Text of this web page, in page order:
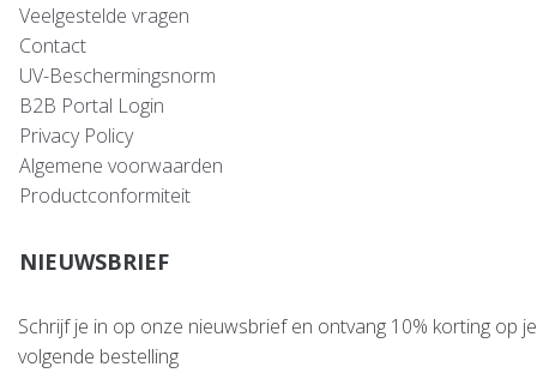
Veelgestelde vragen
Contact
UV-Beschermingsnorm
B2B Portal Login
Privacy Policy
Algemene voorwaarden
Productconformiteit
NIEUWSBRIEF
Schrijf je in op onze nieuwsbrief en ontvang 10% korting op je
volgende bestelling